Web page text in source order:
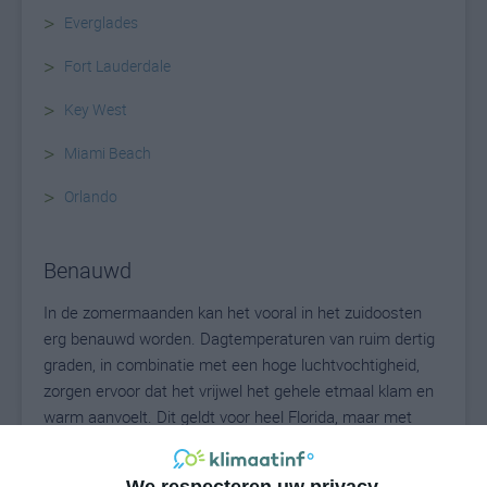
> Everglades
> Fort Lauderdale
> Key West
> Miami Beach
> Orlando
Benauwd
In de zomermaanden kan het vooral in het zuidoosten
erg benauwd worden. Dagtemperaturen van ruim dertig
graden, in combinatie met een hoge luchtvochtigheid,
zorgen ervoor dat het vrijwel het gehele etmaal klam en
warm aanvoelt. Dit geldt voor heel Florida, maar met
zonnige periode volgt na een aantal dagen met regen als